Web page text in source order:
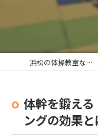
浜松の体操教室ならジムナススポーツ
体幹を鍛え
ングの効果と